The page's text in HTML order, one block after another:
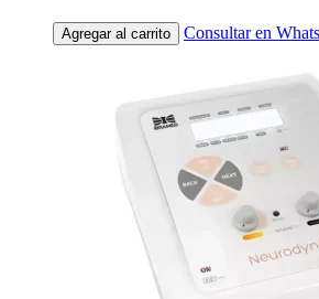
Agregar al carrito Consultar en